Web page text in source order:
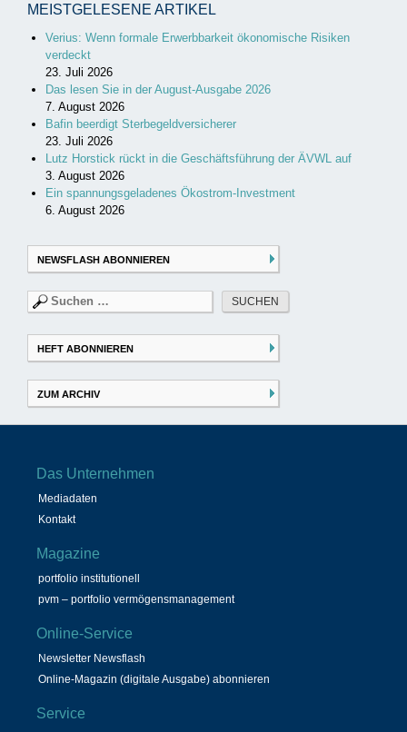
MEISTGELESENE ARTIKEL
Verius: Wenn formale Erwerbbarkeit ökonomische Risiken
verdeckt
23. Juli 2026
Das lesen Sie in der August-Ausgabe 2026
7. August 2026
Bafin beerdigt Sterbegeldversicherer
23. Juli 2026
Lutz Horstick rückt in die Geschäftsführung der ÄVWL auf
3. August 2026
Ein spannungsgeladenes Ökostrom-Investment
6. August 2026
NEWSFLASH ABONNIEREN
Suchen
nach:
HEFT ABONNIEREN
ZUM ARCHIV
Das Unternehmen
Mediadaten
Kontakt
Magazine
portfolio institutionell
pvm – portfolio vermögensmanagement
Online-Service
Newsletter Newsflash
Online-Magazin (digitale Ausgabe) abonnieren
Service